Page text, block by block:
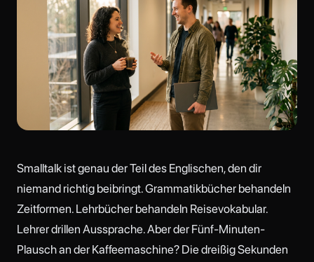
Smalltalk ist genau der Teil des Englischen, den dir
niemand richtig beibringt. Grammatikbücher behandeln
Zeitformen. Lehrbücher behandeln Reisevokabular.
Lehrer drillen Aussprache. Aber der Fünf-Minuten-
Plausch an der Kaffeemaschine? Die dreißig Sekunden